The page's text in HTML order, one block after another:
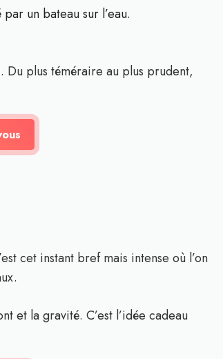
un bateau sur l’eau.
plus téméraire au plus prudent,
cet instant bref mais intense où l’on
et la gravité. C’est l’idée cadeau